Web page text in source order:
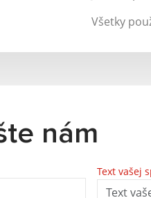
Všetky
nám
Text vašej